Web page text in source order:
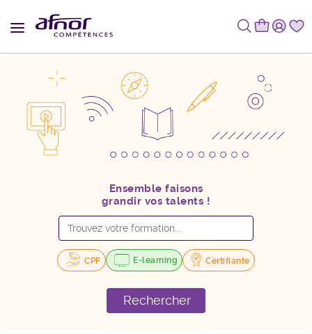
Ensemble faisons
grandir vos talents !
CPF E-learning Certifiante
Rechercher